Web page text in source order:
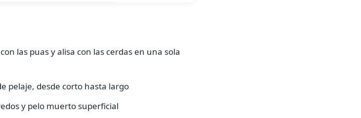
las puas y alisa con las cerdas en una sola
pelaje, desde corto hasta largo
y pelo muerto superficial